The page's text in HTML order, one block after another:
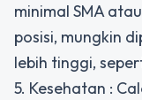
minimal SMA
posisi, mungkin
lebih tinggi,
5. Kesehatan :